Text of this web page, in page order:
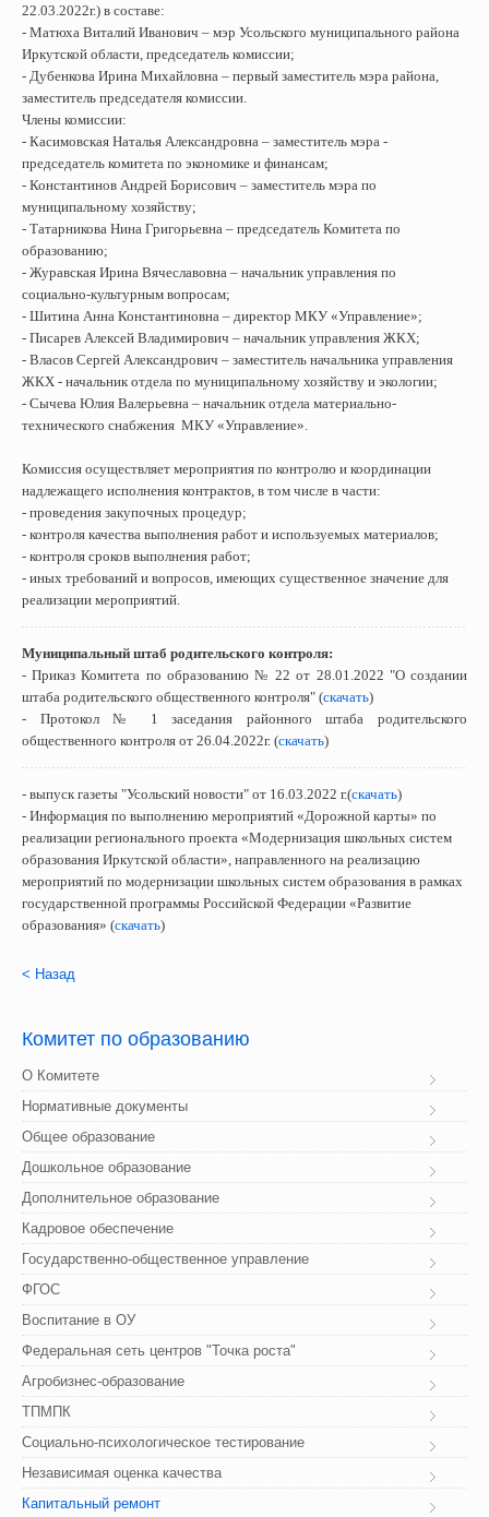
22.03.2022г.) в составе:
- Матюха Виталий Иванович – мэр Усольского муниципального района
Иркутской области, председатель комиссии;
- Дубенкова Ирина Михайловна – первый заместитель мэра района,
заместитель председателя комиссии.
Члены комиссии:
- Касимовская Наталья Александровна – заместитель мэра -
председатель комитета по экономике и финансам;
- Константинов Андрей Борисович – заместитель мэра по
муниципальному хозяйству;
- Татарникова Нина Григорьевна – председатель Комитета по
образованию;
- Журавская Ирина Вячеславовна – начальник управления по
социально-культурным вопросам;
- Шитина Анна Константиновна – директор МКУ «Управление»;
- Писарев Алексей Владимирович – начальник управления ЖКХ;
- Власов Сергей Александрович – заместитель начальника управления
ЖКХ - начальник отдела по муниципальному хозяйству и экологии;
- Сычева Юлия Валерьевна – начальник отдела материально-
технического снабжения МКУ «Управление».
Комиссия осуществляет мероприятия по контролю и координации
надлежащего исполнения контрактов, в том числе в части:
- проведения закупочных процедур;
- контроля качества выполнения работ и используемых материалов;
- контроля сроков выполнения работ;
- иных требований и вопросов, имеющих существенное значение для
реализации мероприятий.
Муниципальный штаб родительского контроля:
- Приказ Комитета по образованию № 22 от 28.01.2022 "О создании
штаба родительского общественного контроля" (скачать)
- Протокол № 1 заседания районного штаба родительского
общественного контроля от 26.04.2022г. (скачать)
- выпуск газеты "Усольский новости" от 16.03.2022 г.(скачать)
- Информация по выполнению мероприятий «Дорожной карты» по
реализации регионального проекта «Модернизация школьных систем
образования Иркутской области», направленного на реализацию
мероприятий по модернизации школьных систем образования в рамках
государственной программы Российской Федерации «Развитие
образования» (скачать)
< Назад
Комитет по образованию
О Комитете
Нормативные документы
Общее образование
Дошкольное образование
Дополнительное образование
Кадровое обеспечение
Государственно-общественное управление
ФГОС
Воспитание в ОУ
Федеральная сеть центров "Точка роста"
Агробизнес-образование
ТПМПК
Социально-психологическое тестирование
Независимая оценка качества
Капитальный ремонт